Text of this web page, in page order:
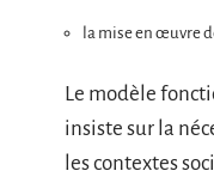
la mise en œuvre
Le modèle
insiste sur la
les contextes